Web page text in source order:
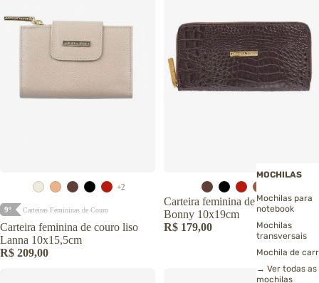
MOCHILAS
Mochilas para
notebook
Mochilas
transversais
Mochila de
→ Ver todas as
mochilas
+2
9º Carteiras Femininas de Couro
Carteira feminina de couro liso
Lanna 10x15,5cm
R$ 209,00
Carteira feminina de couro croco
Bonny 10x19cm
R$ 179,00